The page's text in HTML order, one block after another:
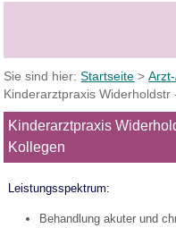
Sie sind hier:Startseite >
Kinderarztpraxis
Kinderarztpraxis
Kollegen
Leistungsspektrum:
Behandlung akuter und